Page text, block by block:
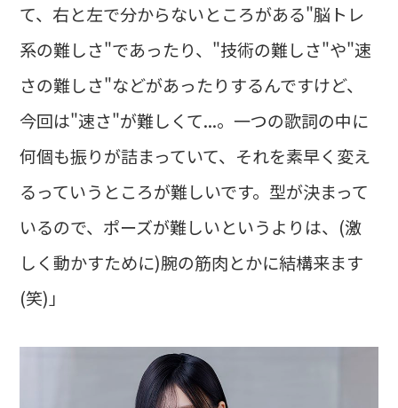
て、右と左で分からないところがある"脳トレ
系の難しさ"であったり、"技術の難しさ"や"速
さの難しさ"などがあったりするんですけど、
今回は"速さ"が難しくて...。一つの歌詞の中に
何個も振りが詰まっていて、それを素早く変え
るっていうところが難しいです。型が決まって
いるので、ポーズが難しいというよりは、(激
しく動かすために)腕の筋肉とかに結構来ます
(笑)」